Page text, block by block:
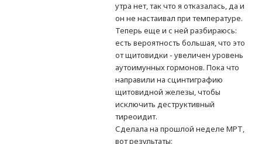
утра нет, так что я отказалась, да и
он не настаивал при температуре.
Теперь еще и с ней разбираюсь:
есть вероятность большая, что это
от щитовидки - увеличен уровень
аутоимунных гормонов. Пока что
направили на сцинтиграфию
щитовидной железы, чтобы
исключить деструктивный
тиреоидит.
Сделала на прошлой неделе МРТ,
вот результаты: